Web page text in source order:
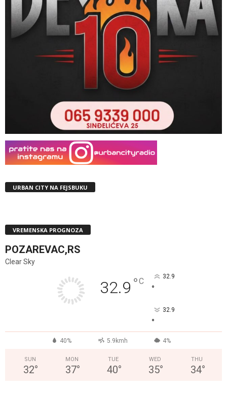
URBAN CITY NA FEJSBUKU
VREMENSKA PROGNOZA
POZAREVAC,RS
Clear Sky
32.9 °C 32.9
°
32.9
°
40% 5.9kmh 4%
SUN
32°
MON
37°
TUE
40°
WED
35°
THU
34°